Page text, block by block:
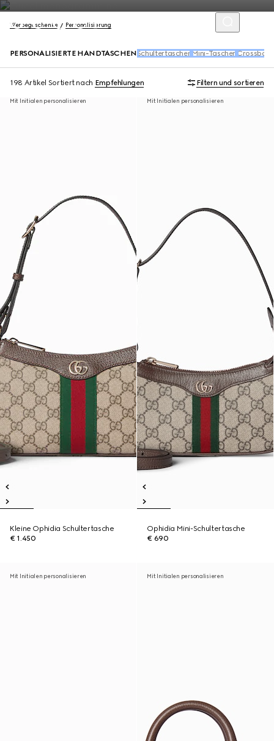
Werbegeschenke Personalisierung
PERSONALISIERTE HANDTASCHEN Schultertaschen Mini-Taschen
198 Artikel Sortiert nach Empfehlungen Filtern und sortieren
Mit Initialen personalisieren
Kleine Ophidia Schultertasche
€ 1.450
Mit Initialen personalisieren
Ophidia Mini-Schultertasche
€ 690
Mit Initialen personalisieren Mit Initialen personalisieren